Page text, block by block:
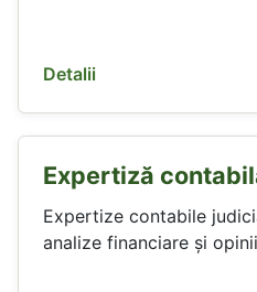
Detalii
Expertiză
Expertize contabile
analize financiare și